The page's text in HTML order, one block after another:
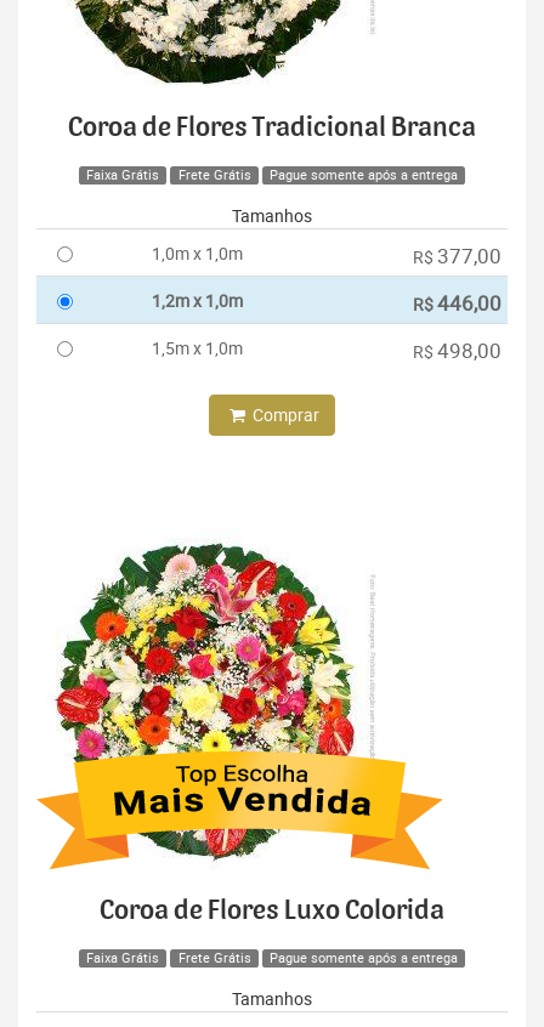
Coroa de Flores Tradicional Branca
Faixa Grátis Frete Grátis Pague somente após a entrega
Tamanhos
1,0m x 1,0m
R$ 377,00
1,2m x 1,0m R$446,00
1,5m x 1,0m R$ 498,00
Comprar
Coroa de Flores Luxo Colorida
Faixa Grátis Frete Grátis Pague somente após a entrega
Tamanhos